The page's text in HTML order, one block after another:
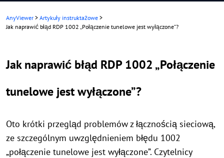
AnyViewer > Artykuły instruktażowe >
Jak naprawić błąd RDP 1002 „Połączenie tunelowe jest wyłączone”?
Jak naprawić błąd RDP 1002 „Połączenie
tunelowe jest wyłączone”?
Oto krótki przegląd problemów z łącznością sieciową,
ze szczególnym uwzględnieniem błędu 1002
„połączenie tunelowe jest wyłączone”. Czytelnicy